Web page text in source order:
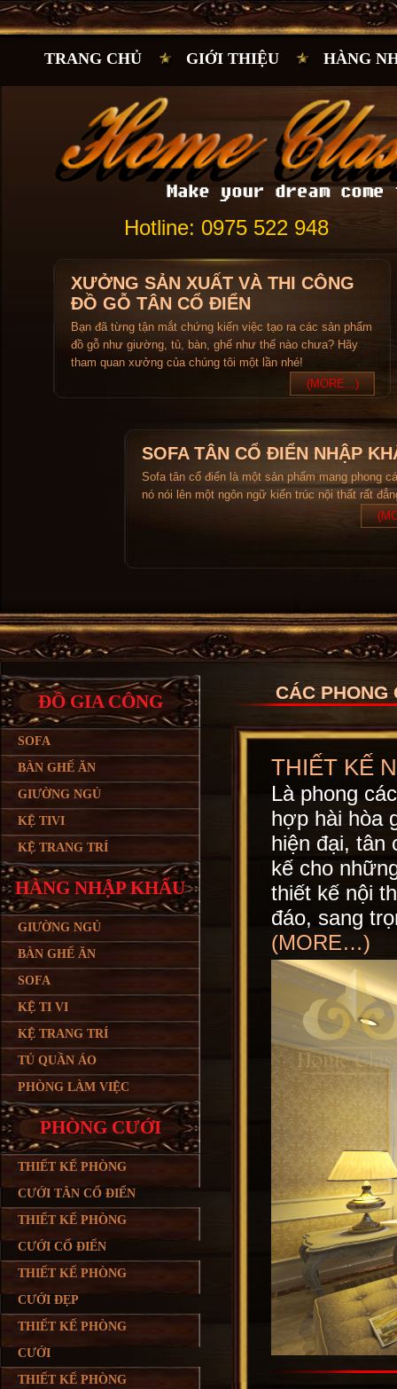
TRANG CHỦ GIỚI THIỆU HÀNG
Hotline: 0975 522 948
XƯỞNG SẢN XUẤT VÀ THI CÔNG
ĐỒ GỖ TÂN CỔ ĐIỂN
Bạn đã từng tận mắt chứng kiến việc tạo ra các sản phẩm
đồ gỗ như giường, tủ, bàn, ghế như thế nào chưa? Hãy
tham quan xưởng của chúng tôi một lần nhé!
(MORE...)
SOFA TÂN CỔ ĐIỂN NHẬP
Sofa tân cổ điển là một sản phẩm mang phong
nó nói lên một ngôn ngữ kiến trúc nội thất rất
ĐỒ GIA CÔNG
SOFA
BÀN GHẾ ĂN
GIƯỜNG NGỦ
KỆ TIVI
KỆ TRANG TRÍ
HÀNG NHẬP KHẨU
GIƯỜNG NGỦ
BÀN GHẾ ĂN
SOFA
KỆ TI VI
KỆ TRANG TRÍ
TỦ QUẦN ÁO
PHÒNG LÀM VIỆC
PHÒNG CƯỚI
THIẾT KẾ PHÒNG
CƯỚI TÂN CỔ ĐIỂN
THIẾT KẾ PHÒNG
CƯỚI CỔ ĐIỂN
THIẾT KẾ PHÒNG
CƯỚI ĐẸP
THIẾT KẾ PHÒNG
CƯỚI
THIẾT KẾ PHÒNG
CÁC PHONG
THIẾT KẾ
Là phong
hợp hài hòa
hiện đại, tân
kế cho
thiết kế nội
đáo, sang
(MORE…)